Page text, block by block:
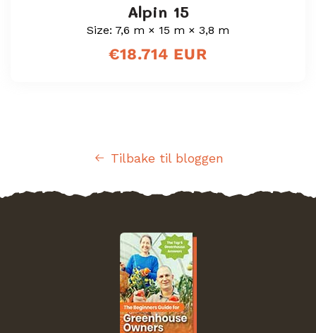
Alpin 15
Size: 7,6 m × 15 m × 3,8 m
Vanlig
€18.714 EUR
Tilbake til bloggen